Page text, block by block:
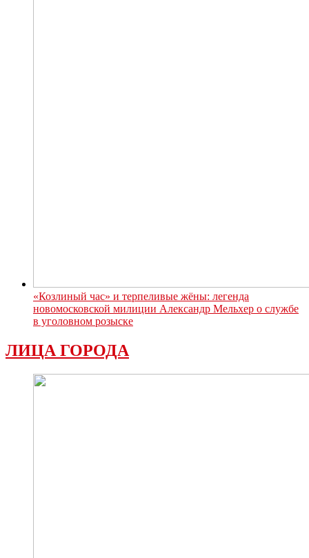
«Козлиный час» и терпеливые жёны: легенда
новомосковской милиции Александр Мельхер о службе
в уголовном розыске
ЛИЦА ГОРОДА